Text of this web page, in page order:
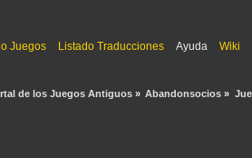
Juegos Listado Traducciones Ayuda Wiki
de los Juegos Antiguos» Abandonsocios »